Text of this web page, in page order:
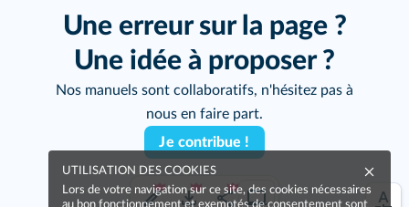
Une erreur sur la page ?
Une idée à proposer ?
Nos manuels sont collaboratifs, n'hésitez pas à
nous en faire part.
Je contribue !
UTILISATION DES COOKIES
Lors de votre navigation sur ce site, des cookies nécessaires